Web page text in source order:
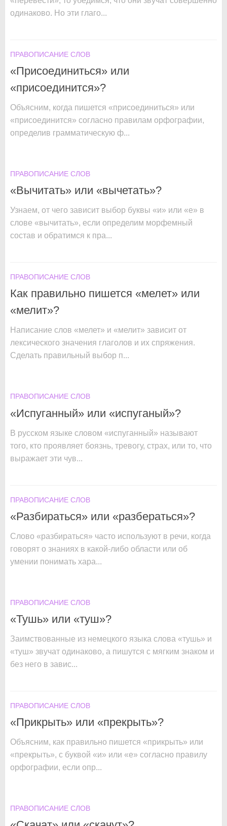
одинаково. Но эти глаго...
ПРАВОПИСАНИЕ СЛОВ
«Присоединиться» или
«присоединится»?
Объясним, когда пишется «присоединиться» или
«присоединится» согласно правилам орфографии,
определив грамматическую ф...
ПРАВОПИСАНИЕ СЛОВ
«Вычитать» или «вычетать»?
Узнаем, от чего зависит выбор буквы «и» или «е» в
слове «вычитать», если определим морфемный
состав и обратимся к пра...
ПРАВОПИСАНИЕ СЛОВ
Как правильно пишется «мелет» или
«мелит»?
Написание слов «мелет» и «мелит» зависит от
лексического значения глаголов и их спряжения.
Сделать правильный выбор п...
ПРАВОПИСАНИЕ СЛОВ
«Испуганный» или «испуганый»?
В русском языке словом «испуганный» называют
того, кто проявляет боязнь, тревогу, страх, или то, что
выражает эти чув...
ПРАВОПИСАНИЕ СЛОВ
«Разбираться» или «разбераться»?
Слово «разбираться» часто используют в речи, когда
говорят о знаниях в какой-либо области или об
умении понимать хара...
ПРАВОПИСАНИЕ СЛОВ
«Тушь» или «туш»?
Заимствованные из немецкого языка слова «тушь» и
«туш» звучат одинаково, а пишутся с мягким знаком и
без него в завис...
ПРАВОПИСАНИЕ СЛОВ
«Прикрыть» или «прекрыть»?
Объясним, как правильно пишется «прикрыть» или
«прекрыть», с буквой «и» или «е» согласно правилу
орфографии, если опр...
ПРАВОПИСАНИЕ СЛОВ